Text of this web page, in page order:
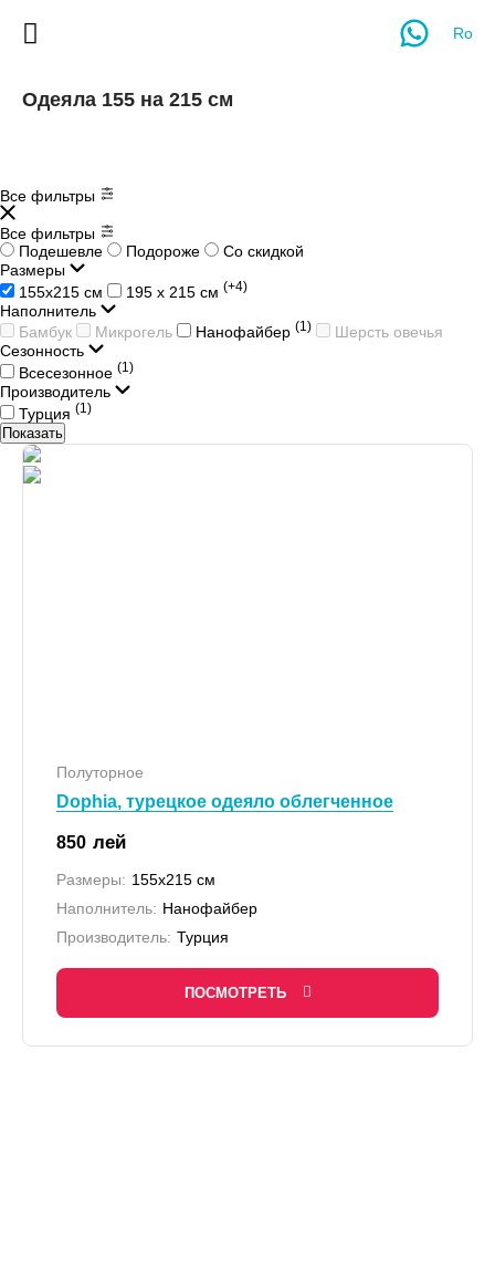
Ro
Одеяла 155 на 215 см
Все фильтры
Все фильтры
Подешевле
Подороже
Со скидкой
Размеры
155х215 см
195 х 215 см (+4)
Наполнитель
Бамбук
Микрогель Нанофайбер (1)
Шерсть овечья
Сезонность
Всесезонное (1)
Производитель
Турция (1)
Показать
Полуторное
Dophia, турецкое одеяло облегченное
850 лей
Размеры: 155х215 см
Наполнитель: Нанофайбер
Производитель: Турция
ПОСМОТРЕТЬ